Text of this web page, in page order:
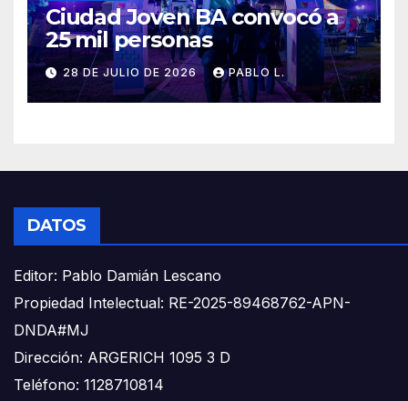
Ciudad Joven BA convocó a
25 mil personas
28 DE JULIO DE 2026 PABLO L.
DATOS
Editor: Pablo Damián Lescano
Propiedad Intelectual: RE-2025-89468762-APN-
DNDA#MJ
Dirección: ARGERICH 1095 3 D
Teléfono: 1128710814